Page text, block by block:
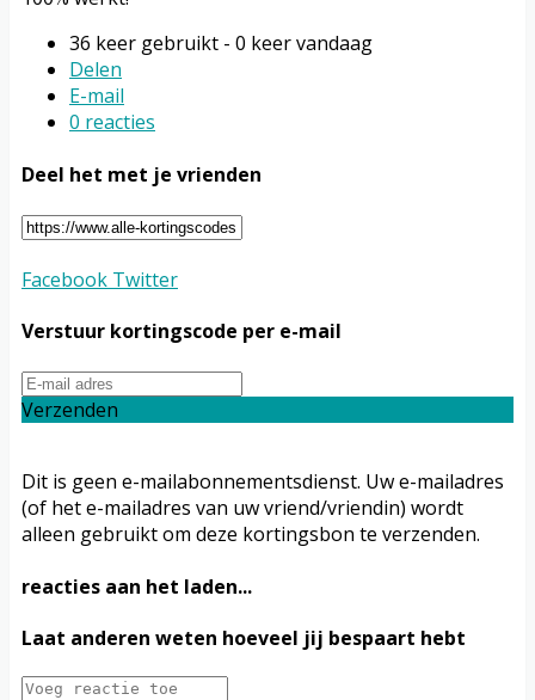
36 keer gebruikt - 0 keer vandaag
Delen
E-mail
0 reacties
Deel het met je vrienden
Facebook Twitter
Verstuur kortingscode per e-mail
Verzenden
Dit is geen e-mailabonnementsdienst. Uw e-mailadres
(of het e-mailadres van uw vriend/vriendin) wordt
alleen gebruikt om deze kortingsbon te verzenden.
reacties aan het laden...
Laat anderen weten hoeveel jij bespaart hebt